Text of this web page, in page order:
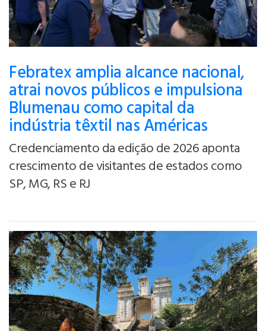
Febratex amplia alcance nacional,
atrai novos públicos e impulsiona
Blumenau como capital da
indústria têxtil nas Américas
Credenciamento da edição de 2026 aponta
crescimento de visitantes de estados como
SP, MG, RS e RJ